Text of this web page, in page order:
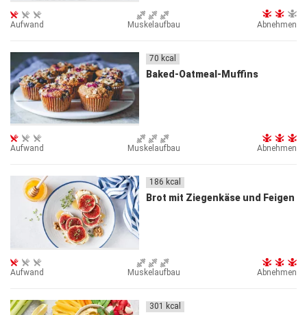
Aufwand Muskelaufbau Abnehmen
70 kcal
Baked-Oatmeal-Muffins
Aufwand Muskelaufbau Abnehmen
186 kcal
Brot mit Ziegenkäse und Feigen
Aufwand Muskelaufbau Abnehmen
301 kcal